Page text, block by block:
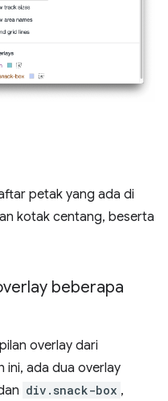
petak yang ada di
kotak centang, beserta
beberapa
overlay dari
ini, ada dua overlay
div.snack-box ,